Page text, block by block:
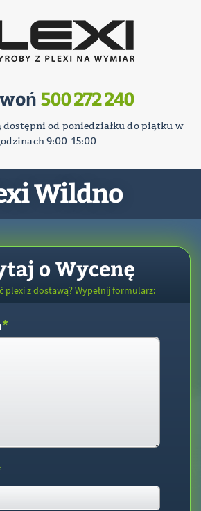
500 272 240
od poniedziałku do piątku w
9:00-15:00
Wildno
o Wycenę
plexi z dostawą? Wypełnij formularz:
*